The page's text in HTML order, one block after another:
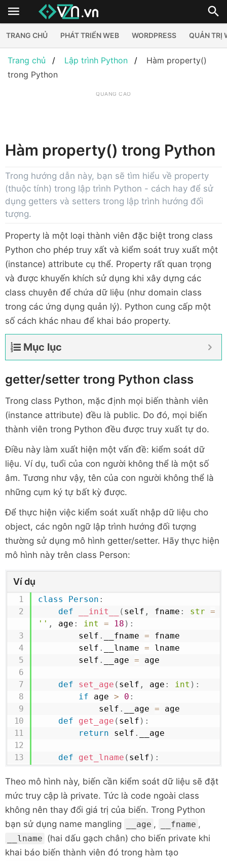
TRANG CHỦ PHÁT TRIỂN WEB WORDPRESS QUẢN TRỊ
Trang chủ Lập trình Python
Hàm property()
trong Python
QUẢNG CÁO
Hàm property() trong Python
Trong hướng dẫn này, bạn sẽ tìm hiểu về property
(thuộc tính) trong lập trình Python - cách hay để sử
dụng getters và setters trong lập trình hướng đối
tượng.
Property là một loại thành viên đặc biệt trong class
Python cho phép truy xất và kiểm soát truy xuất một
(instance) attribute cụ thể. Property rất quan trọng
và được khuyến khích sử dụng khi xây dựng các
class chuyên để chứa dữ liệu (như domain class
trong các ứng dụng quản lý). Python cung cấp một
số cách khác nhau để khai báo property.
Mục lục
getter/setter trong Python class
Trong class Python, mặc định mọi biến thành viên
(instance attribute) đều là public. Do đó, mọi biến
thành viên trong Python đều được truy xuất tự do.
Điều này làm xuất hiện một vấn đề: kiểm soát dữ
liệu. Ví dụ, tuổi của con người không thể là một số
âm. Tương như vậy, tên của con người không thể là
những cụm ký tự bất kỳ được.
Để thực hiện việc kiểm soát xuất nhập dữ liệu cho
object, các ngôn ngữ lập trình hướng đối tượng
thường sử dụng mô hình getter/setter. Hãy thực hiện
mô hình này trên class Person:
Ví dụ
class Person :
def
__init__ ( self , fname : str =
'' , age : int = 18 ) :
        self
. __fname = fname
        self
. __lname = lname
        self
. __age = age
def set_age ( self , age : int ) :
if age > 0 :
            self
. __age = age
def
get_age ( self ) :
return self . __age
def get_lname ( self ) :
def set_lname(self, lname: str):
if lname .isalpha():
            self
.__lname = lname
def get_fname (self):
return self.__fname
def set_fname(self, fname
Theo mô hình này, biến cần kiểm soát dữ liệu sẽ đặt
mức truy cập là private. Tức là code ngoài class
không nên thay đổi giá trị của biến. Trong Python
bạn sử dụng name mangling
__age , __fname ,
__lname (hai dấu gạch chân) cho biến private khi
khai báo biến thành viên đó trong hàm tạo